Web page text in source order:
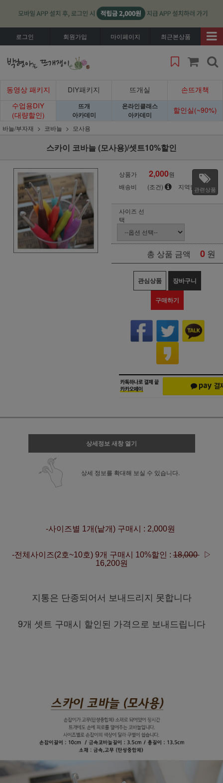
로그인 회원가입 마이페이지 최근본상품
동영상 패키지 DIY패키지 뜨개실
손뜨개책
수업용DIY
(대량할인)
뜨개
아카데미
온라인클래스
아카데미
할인실(~90%)
바늘/부자재 코바늘 모사용
스카이 코바늘 (모사용)/셋트10%할인
상품가 2,000원
배송비
(조건) 지역별관련상품
사이즈 선
택
총 상품 금액 0 원
관심상품 장바구니
구매하기
상세정보 새창 열기
상세 정보를 확대해 보실 수 있습니다.
-사이즈별 1개(낱개) 구매시 : 2,000원
-전체사이즈(2호~10호) 9개 구매시 10%할인 :18,000▷
16,200원
지통은 단종되어서 보내드리지 못합니다
9개 셋트 구매시 할인된 가격으로 보내드립니다